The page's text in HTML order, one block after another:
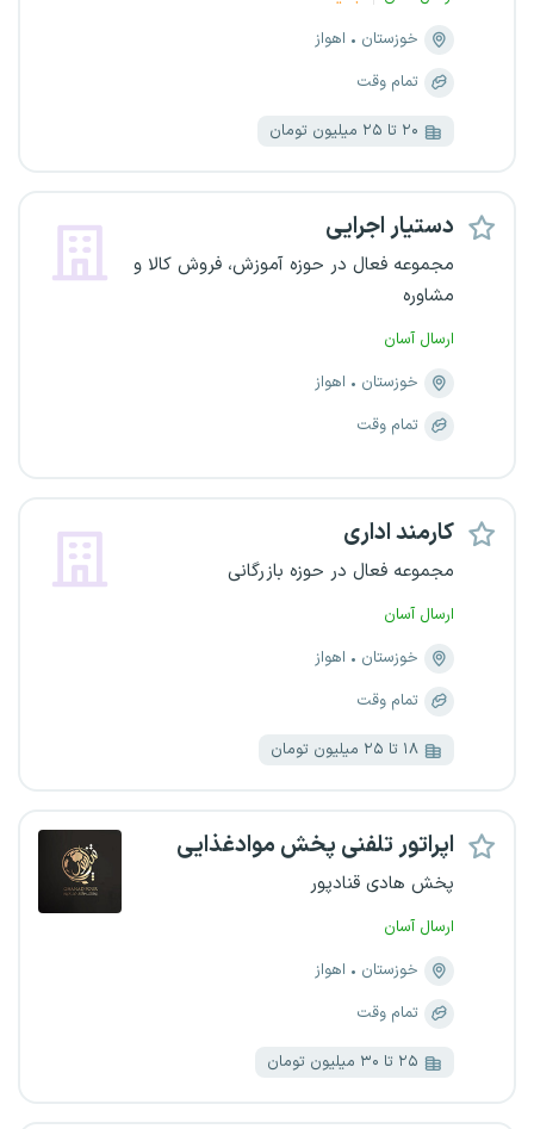
خوزستان
اهواز
تمام وقت
۲۰ تا ۲۵ میلیون تومان
دستیار اجرایی
مجموعه فعال در حوزه آموزش، فروش کالا و
مشاوره
ارسال آسان
خوزستان
اهواز
تمام وقت
کارمند اداری
مجموعه فعال در حوزه بازرگانی
ارسال آسان
خوزستان
اهواز
تمام وقت
۱۸ تا ۲۵ میلیون تومان
اپراتور تلفنی پخش موادغذایی
پخش هادی قنادپور
ارسال آسان
خوزستان
اهواز
تمام وقت
۲۵ تا ۳۰ میلیون تومان